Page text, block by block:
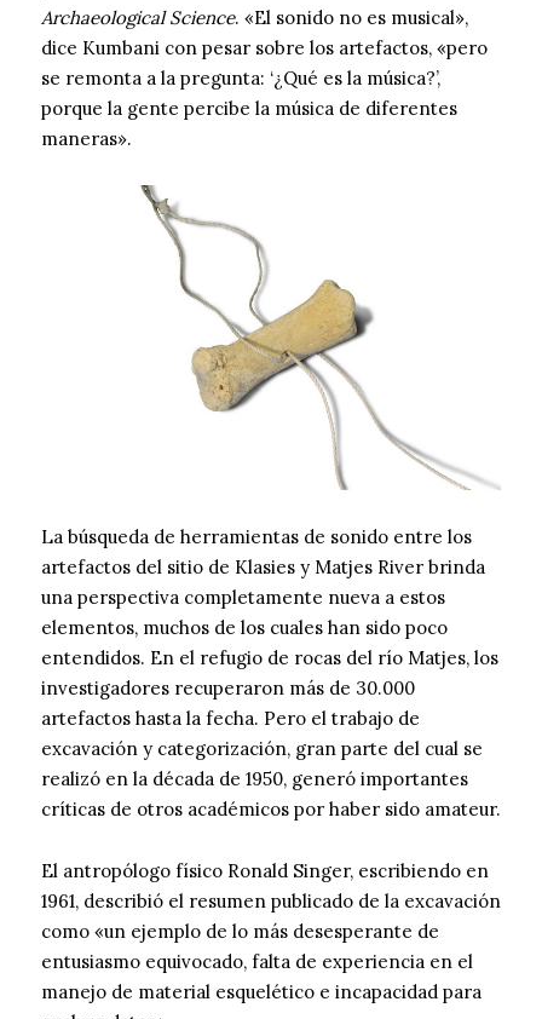
Archaeological Science. «El sonido no es musical»,
dice Kumbani con pesar sobre los artefactos, «pero
se remonta a la pregunta: ‘¿Qué es la música?’,
porque la gente percibe la música de diferentes
maneras».
La búsqueda de herramientas de sonido entre los
artefactos del sitio de Klasies y Matjes River brinda
una perspectiva completamente nueva a estos
elementos, muchos de los cuales han sido poco
entendidos. En el refugio de rocas del río Matjes, los
investigadores recuperaron más de 30.000
artefactos hasta la fecha. Pero el trabajo de
excavación y categorización, gran parte del cual se
realizó en la década de 1950, generó importantes
críticas de otros académicos por haber sido amateur.
El antropólogo físico Ronald Singer, escribiendo en
1961, describió el resumen publicado de la excavación
como «un ejemplo de lo más desesperante de
entusiasmo equivocado, falta de experiencia en el
manejo de material esquelético e incapacidad para